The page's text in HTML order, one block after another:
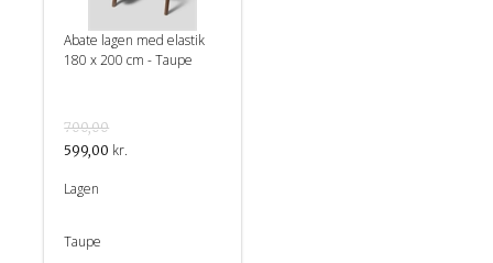
Abate lagen med elastik
180 x 200 cm - Taupe
700,00
599,00 kr.
Lagen
Taupe